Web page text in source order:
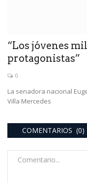
“Los jóvenes
protagonistas”
0
La senadora nacional
Villa Mercedes
COMENTARIOS (0)